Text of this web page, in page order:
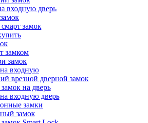
входную дверь
замок
замком
замок
входную
врезной дверной замок
на дверь
входную дверь
замки
замок